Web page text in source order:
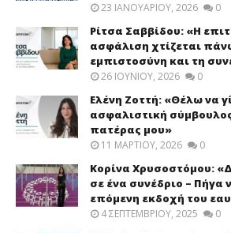
23 ΙΑΝΟΥΑΡΊΟΥ, 2026 0
Ρίτσα Σαββίδου: «Η
ασφάλιση χτίζεται
εμπιστοσύνη και τη
26 ΙΟΥΝΊΟΥ, 2026 0
Ελένη Ζοττή: «Θέλω να
ασφαλιστική
πατέρας μου»
11 ΜΑΡΤΊΟΥ, 2026 0
Κορίνα Χρυσοστόμου:
σε ένα συνέδριο – Πήγα
επόμενη εκδοχή του
4 ΣΕΠΤΕΜΒΡΊΟΥ, 2025 0